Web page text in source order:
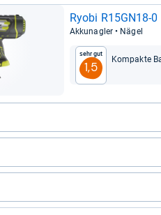
Ryobi R15GN18-​0
Akku­n­ag­ler • Nägel
Sehr gut
1,5
Kom­pakte